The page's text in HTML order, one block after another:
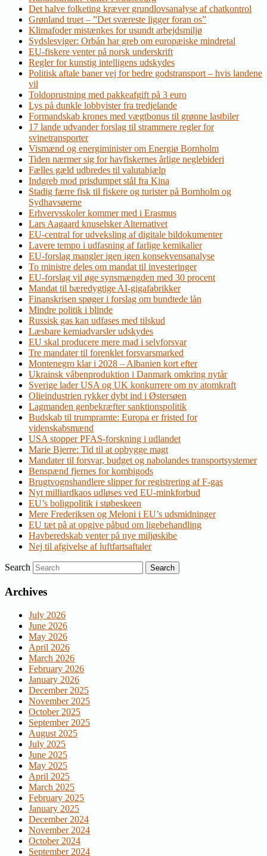
Det halve folketing kræver grundlovsanalyse af chatkontrol
Grønland truet – ”Det sværeste ligger foran os”
Klimafoder mistænkes for usundt arbejdsmiljø
Sydslesviger: Orbán har greb om europæiske mindretal
EU-fiskere venter på norsk underskrift
Regler for kunstig intelligens udskydes
Politisk aftale baner vej for bedre godstransport – hvis landene
vil
Toldoprustning med pakkeafgift på 3 euro
Lys på dunkle lobbyister fra tredjelande
Formandskab krones med vægtbonus til grønne lastbiler
17 lande udvander forslag til strammere regler for
svinetransporter
Vismænd og energiminister om Energiø Bornholm
Tiden nærmer sig for havfiskernes årlige neglebideri
Fælles gæld udbredes til valutahjælp
Indgreb mod prisdumpet stål fra Kina
Stadig færre fisk til fiskere og turister på Bornholm og
Sydhavsøerne
Erhvervsskoler kommer med i Erasmus
Lars Aagaard knuselsker Alternativet
EU-central for udveksling af digitale bildokumenter
Lavere tempo i udfasning af farlige kemikalier
EU-forslag mangler igen igen konsekvensanalyse
To ministre deles om mandat til investeringer
EU-forslag vil øge synsmængden med 30 procent
Mandat til bæredygtige AI-gigafabrikker
Finanskrisen spøger i forslag om bundtede lån
Mindre politik i blinde
Russisk gas kan udfases med tilskud
Læsbare kemiadvarsler udskydes
EU skal producere mere mad i selvforsvar
Tre mandater til forenklet forsvarsmarked
Montenegro klar i 2028 – Albanien kort efter
Ukrainsk våbenproduktion i Danmark omkring nytår
Sverige lader USA og UK konkurrere om ny atomkraft
Olieindustrien rykker dybt ind i Østersøen
Lagmanden genbekræfter sanktionspolitik
Budskab til trumpramte: Europa er fristed for
videnskabsmænd
USA stopper PFAS-forskning i udlandet
Marie Bjerre: Tid til at opbygge magt
Mandater til forsvar, budget og nabolandes transportsystemer
Benspænd fjernes for kombigods
Brugtvognshandlere slipper for registrering af F-gas
Nyt milliardkaos udløses ved EU-minkforbud
EU’s boligpolitik i støbeskeen
Mere Frederiksen og Meloni i EU’s udsmidninger
EU tæt på at opgive påbud om ligebehandling
Havberedskab venter på nye miljøskibe
Nej til afgivelse af luftfartsaftaler
Search
Archives
July 2026
June 2026
May 2026
April 2026
March 2026
February 2026
January 2026
December 2025
November 2025
October 2025
September 2025
August 2025
July 2025
June 2025
May 2025
April 2025
March 2025
February 2025
January 2025
December 2024
November 2024
October 2024
September 2024